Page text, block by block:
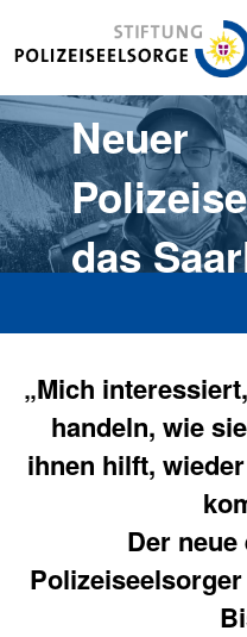
Stiftung Polizeiseelsorge
Neuer
das
„Mich
handeln, wie
ihnen hilft,
Der